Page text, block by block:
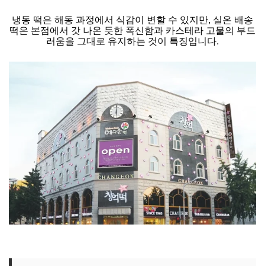
냉동 떡은 해동 과정에서 식감이 변할 수 있지만, 실온 배송
떡은 본점에서 갓 나온 듯한 폭신함과 카스테라 고물의 부드
러움을 그대로 유지하는 것이 특징입니다.